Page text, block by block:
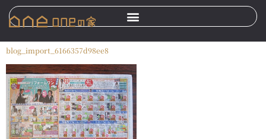
blog_import_6166357d98ee8